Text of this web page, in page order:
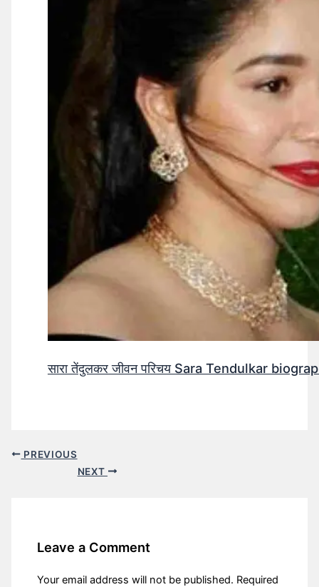
सारा तेंदुलकर जीवन परिचय Sara Tendulkar
PREVIOUS
NEXT
Leave a Comment
Your email address will not be published. Required